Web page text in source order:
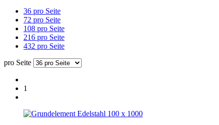
36 pro Seite
72 pro Seite
108 pro Seite
216 pro Seite
432 pro Seite
pro Seite
1